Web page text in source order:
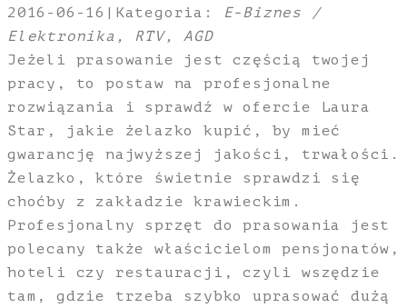
2016-06-16 | Kategoria:
E-Biznes /
Elektronika, RTV, AGD
Jeżeli prasowanie jest częścią twojej
pracy, to postaw na profesjonalne
rozwiązania i sprawdź w ofercie Laura
Star, jakie żelazko kupić, by mieć
gwarancję najwyższej jakości, trwałości.
Żelazko, które świetnie sprawdzi się
choćby z zakładzie krawieckim.
Profesjonalny sprzęt do prasowania jest
polecany także właścicielom pensjonatów,
hoteli czy restauracji, czyli wszędzie
tam, gdzie trzeba szybko uprasować dużą